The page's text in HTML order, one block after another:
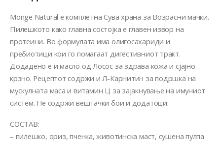
Monge Natural е комплетна Сува храна за Возрасни мачки.
Пилешкото како главна состојка е главен извор на
протеини. Во формулата има олигосахариди и
пребиотици кои го помагаат дигестивниот тракт.
Додадено е и масло од Лосос за здрава кожа и сјајно
крзно. Рецептот содржи и Л-Карнитин за подршка на
мускулната маса и витамин Ц за зајакнување на имуниот
систем. Не содржи вештачки бои и додатоци.
СОСТАВ:
– пилешко, ориз, пченка, животинска маст, сушена пулпа